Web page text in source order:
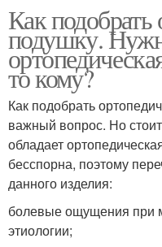
Как
подушку.
то кому?
Как подобрать
важный вопрос. Но
обладает
бесспорна, поэтому
данного изделия:
болевые ощущения при
этиологии;